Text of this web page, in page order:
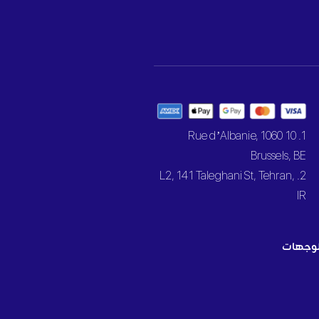
1. 10 Rue d’Albanie, 1060
Brussels, BE
2. L2, 141 Taleghani St, Tehran,
IR